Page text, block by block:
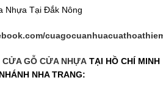
Nhựa Tại Đắk Nông
CỬA GỖ CỬA NHỰA TẠI HỒ CHÍ MINH
NHA TRANG: